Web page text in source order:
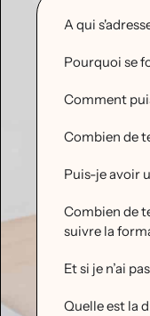
A qui
Pourquoi se
Comment
Combien de
Puis-je avoir
Combien de
suivre la
Et si je n’ai
Quelle est la